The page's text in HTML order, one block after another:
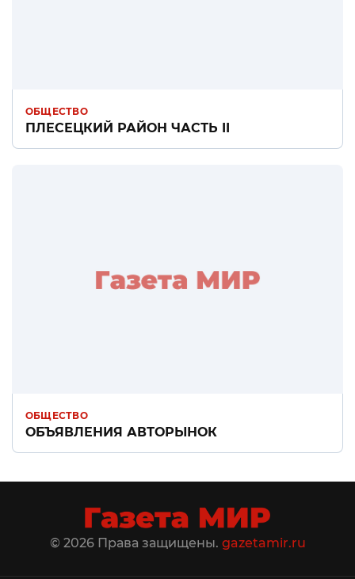
ОБЩЕСТВО
ПЛЕСЕЦКИЙ РАЙОН ЧАСТЬ II
ОБЩЕСТВО
ОБЪЯВЛЕНИЯ АВТОРЫНОК
© 2026 Права защищены. gazetamir.ru